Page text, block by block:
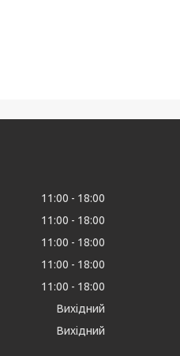
11:00
18:00
11:00
18:00
11:00
18:00
11:00
18:00
11:00
18:00
Вихідний
Вихідний